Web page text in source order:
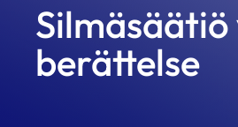
berättelse